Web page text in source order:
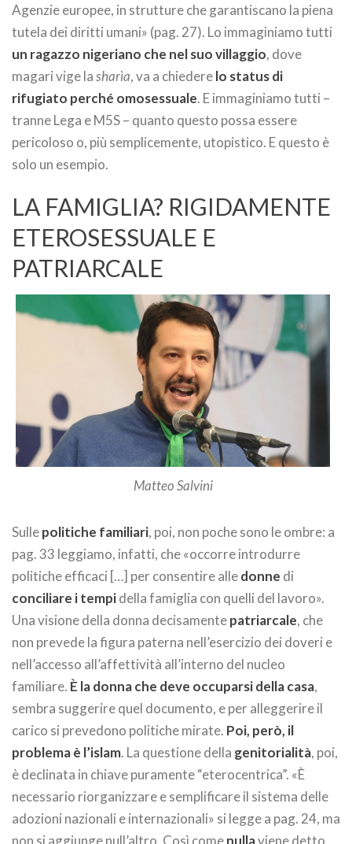
Agenzie europee, in strutture che garantiscano la piena
tutela dei diritti umani» (pag. 27). Lo immaginiamo tutti
un ragazzo nigeriano che nel suo villaggio, dove
magari vige lasharìa, va a chiederelo status di
rifugiato perché omosessuale. E immaginiamo tutti –
tranne Lega e M5S – quanto questo possa essere
pericoloso o, più semplicemente, utopistico. E questo è
solo un esempio.
LA FAMIGLIA? RIGIDAMENTE
ETEROSESSUALE E
PATRIARCALE
Matteo Salvini
Sullepolitiche familiari, poi, non poche sono le ombre: a
pag. 33 leggiamo, infatti, che «occorre introdurre
politiche efficaci […] per consentire alledonne di
conciliare i tempidella famiglia con quelli del lavoro».
Una visione della donna decisamentepatriarcale, che
non prevede la figura paterna nell’esercizio dei doveri e
nell’accesso all’affettività all’interno del nucleo
familiare. È la donna che deve occuparsi della casa,
sembra suggerire quel documento, e per alleggerire il
carico si prevedono politiche mirate. Poi, però, il
problema è l’islam. La questione della genitorialità, poi,
è declinata in chiave puramente “eterocentrica”. «È
necessario riorganizzare e semplificare il sistema delle
adozioni nazionali e internazionali» si legge a pag. 24, ma
non si aggiunge null’altro. Così comenullaviene detto